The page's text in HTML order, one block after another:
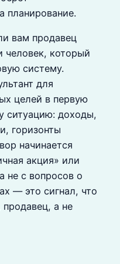
планирование.
вам продавец
человек, который
систему.
для
целей в первую
ситуацию: доходы,
горизонты
начинается
акция» или
не с вопросов о
— это сигнал, что
продавец, а не